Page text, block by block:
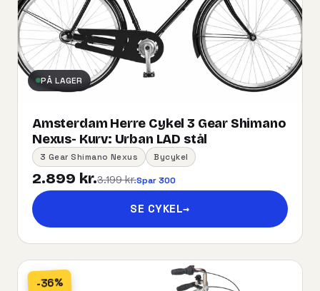
PÅ LAGER
Amsterdam Herre Cykel 3 Gear Shimano
Nexus- Kurv:​ ​Urban​ ​LAD​ ​stål
3 Gear Shimano Nexus Bycykel
2.899 kr.3.199 kr.Spar 300
SE CYKEL→
-36%